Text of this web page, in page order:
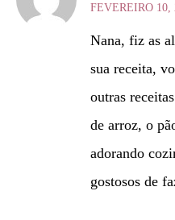
FEVEREIRO 10,
Nana, fiz as
sua receita,
outras
de arroz, o
adorando
gostosos de